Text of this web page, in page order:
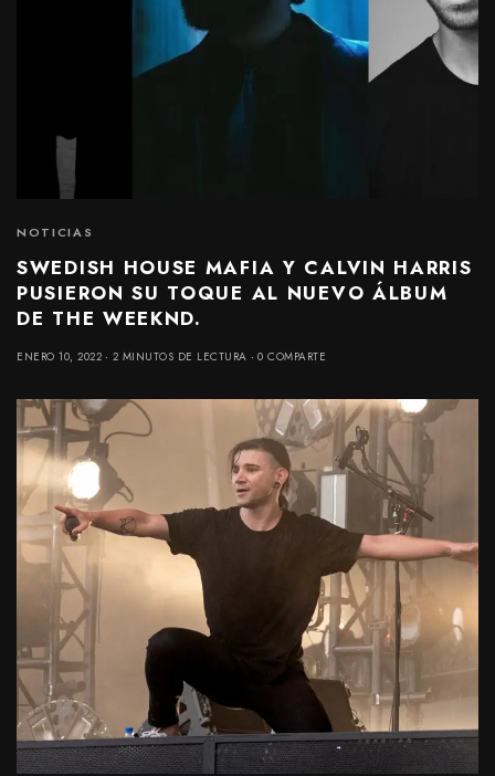
NOTICIAS
SWEDISH HOUSE MAFIA Y CALVIN HARRIS
PUSIERON SU TOQUE AL NUEVO ÁLBUM
DE THE WEEKND.
ENERO 10, 2022 2 MINUTOS DE LECTURA 0 COMPARTE